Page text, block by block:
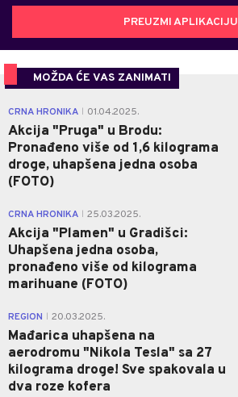
PREUZMI APLIKACIJU
MOŽDA ĆE VAS ZANIMATI
CRNA HRONIKA 01.04.2025.
Akcija "Pruga" u Brodu:
Pronađeno više od 1,6 kilograma
droge, uhapšena jedna osoba
(FOTO)
CRNA HRONIKA 25.03.2025.
Akcija "Plamen" u Gradišci:
Uhapšena jedna osoba,
pronađeno više od kilograma
marihuane (FOTO)
REGION 20.03.2025.
Mađarica uhapšena na
aerodromu "Nikola Tesla" sa 27
kilograma droge! Sve spakovala u
dva roze kofera